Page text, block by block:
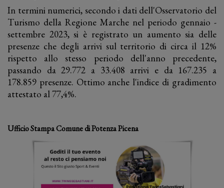
In termini numerici, secondo i dati dell'Osservatorio del
Turismo della Regione Marche nel periodo gennaio -
settembre 2023, si è registrato un aumento sia delle
presenze che degli arrivi sul territorio di circa il 12%
rispetto allo stesso periodo dell'anno precedente,
passando da 29.772 a 33.408 arrivi e da 167.235 a
178.859 presenze. Ottimo anche l'indice di gradimento
attestato al 77,4%.
Ufficio Stampa Comune di Potenza Picena